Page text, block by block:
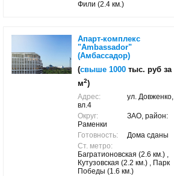
Фили (2.4 км.)
Апарт-комплекс
"Ambassador"
(Амбассадор)
(свыше 1000 тыс. руб за
м2)
Адрес:
ул. Довженко,
вл.4
Округ:
ЗАО, район:
Раменки
Готовность:
Дома сданы
Ст. метро:
Багратионовская (2.6 км.) ,
Кутузовская (2.2 км.) , Парк
Победы (1.6 км.)